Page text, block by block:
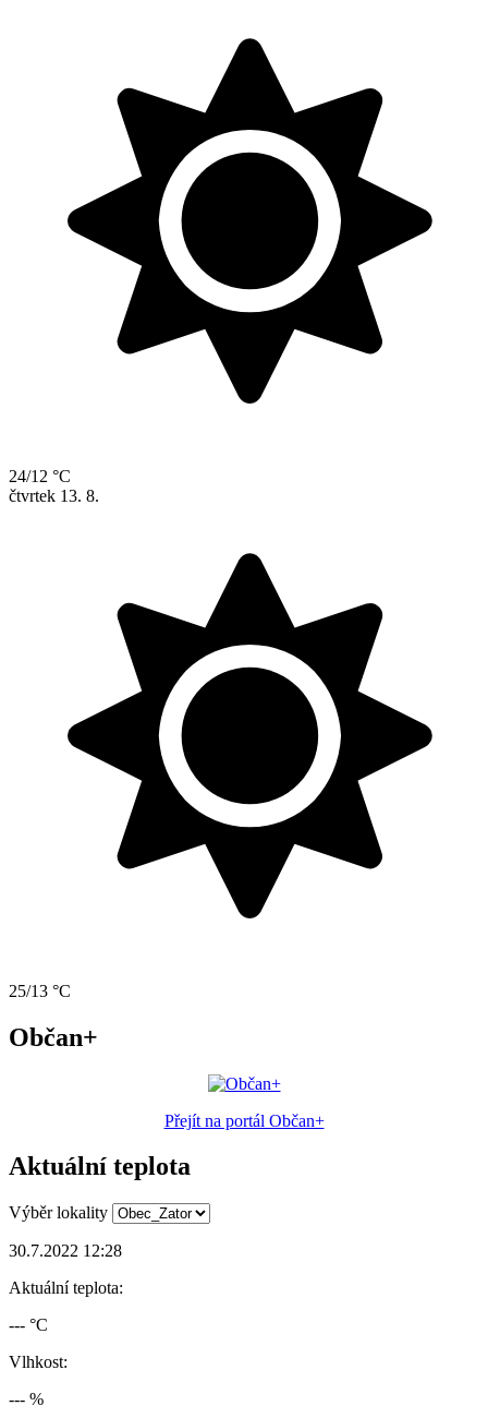
24/12 °C
čtvrtek 13. 8.
25/13 °C
Občan+
Přejít na portál Občan+
Aktuální teplota
Výběr lokality
30.7.2022 12:28
Aktuální teplota:
--- °C
Vlhkost:
--- %